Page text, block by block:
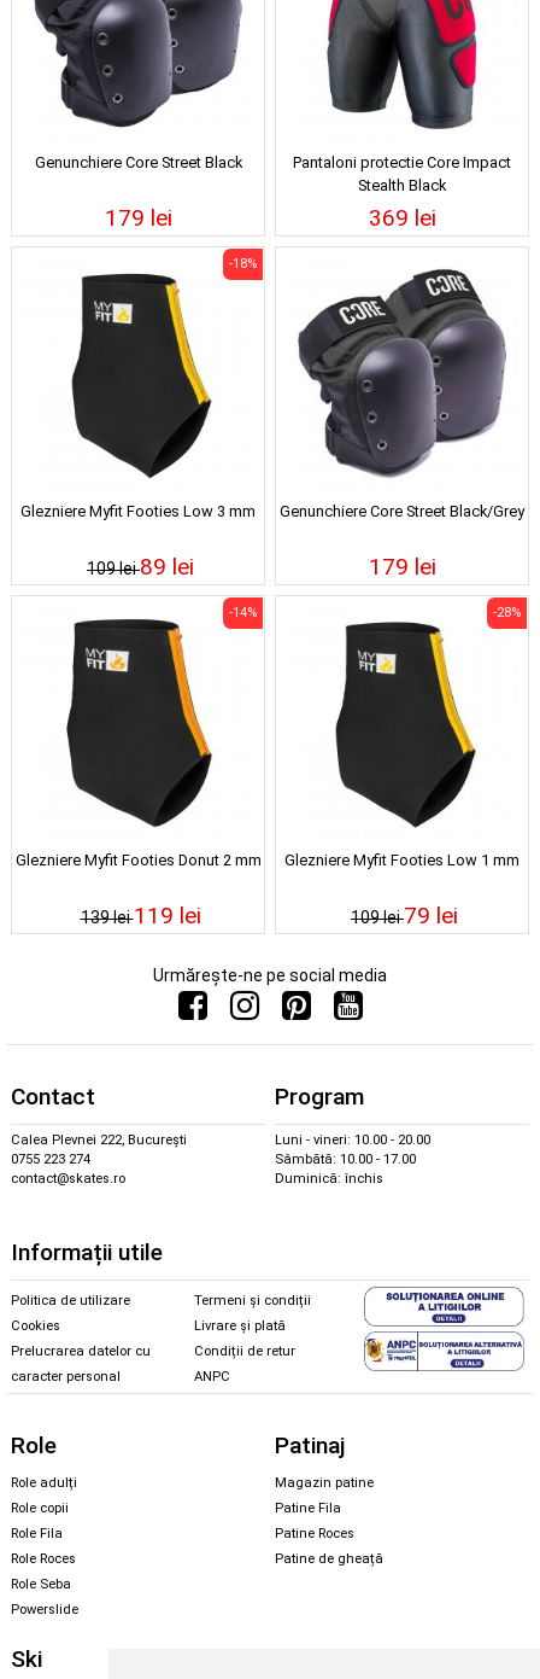
Genunchiere Core Street Black
179 lei
Pantaloni protectie Core Impact
Stealth Black
369 lei
Glezniere Myfit Footies Low 3 mm
109 lei
-18%
89 lei
Genunchiere Core Street Black/Grey
179 lei
Glezniere Myfit Footies Donut 2 mm
139 lei
-14%
119 lei
Glezniere Myfit Footies Low 1 mm
109 lei
-28%
79 lei
Urmărește-ne pe social media
Contact
Calea Plevnei 222, București
0755 223 274
contact@skates.ro
Program
Luni - vineri: 10.00 - 20.00
Sâmbătă: 10.00 - 17.00
Duminică: închis
Informații utile
Politica de utilizare
Cookies
Prelucrarea datelor cu
caracter personal
Termeni și condiții
Livrare și plată
Condiții de retur
ANPC
Role
Role adulți
Role copii
Role Fila
Role Roces
Role Seba
Powerslide
Patinaj
Magazin patine
Patine Fila
Patine Roces
Patine de gheață
Ski